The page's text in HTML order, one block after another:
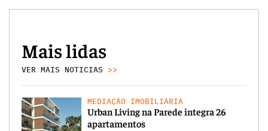
Mais lidas
VER MAIS NOTICIAS >>
MEDIAÇÃO IMOBILIÁRIA
Urban Living na Parede integra 26
apartamentos